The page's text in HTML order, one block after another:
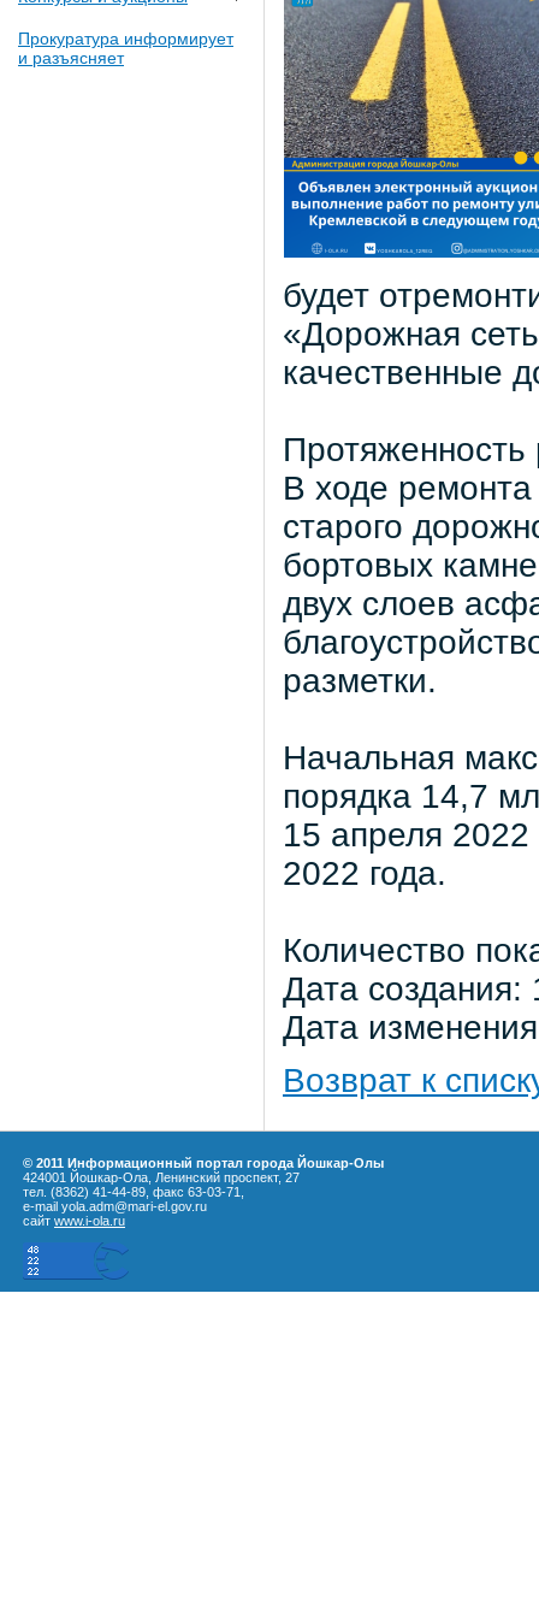
Прокуратура информирует
и разъясняет
будет
«Дорожная
качественные
Протяженность
В ходе
старого
бортовых
двух слоев
разметки.
Начальная
порядка 14,7
15 апреля
2022 года.
Количество
Дата
Дата
Возврат к
© 2011 Информационный портал города Йошкар-Олы
424001 Йошкар-Ола, Ленинский проспект, 27
тел. (8362) 41-44-89, факс 63-03-71,
e-mail yola.adm@mari-el.gov.ru
сайт www.i-ola.ru